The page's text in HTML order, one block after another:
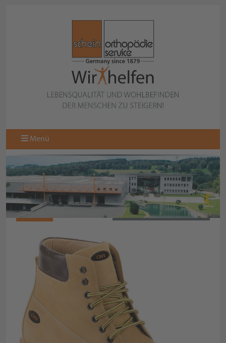
Menü
ZURÜCK ZUR KOLLEKTION
N10324